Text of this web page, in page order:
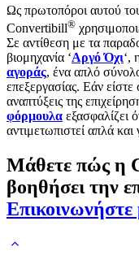
Ως πρωτοπόροι αυτού
Convertibill®
Σε αντίθεση με τα
βιομηχανία ‘Αργό Όχι‘,
αγοράς, ένα απλό
επεξεργασίας. Εάν είστε
αναπτύξεις της
φόρμουλα εξασφαλίζει
αντιμετωπιστεί απλά και
Μάθετε πώς η
βοηθήσει την
Επικοινωνήστε